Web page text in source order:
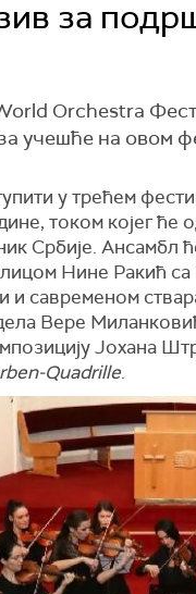
за
Orchestra
учешће на овом
у трећем
током којег ће
Србије. Ансамбл
Нине Ракић
и савременом
Вере
Јохана
Quadrille.